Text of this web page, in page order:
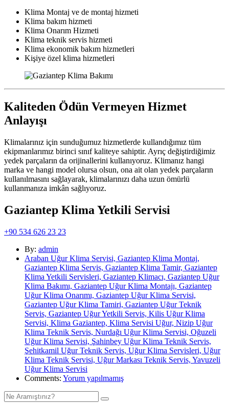
Klima Montaj ve de montaj hizmeti
Klima bakım hizmeti
Klima Onarım Hizmeti
Klima teknik servis hizmeti
Klima ekonomik bakım hizmetleri
Kişiye özel klima hizmetleri
Kaliteden Ödün Vermeyen Hizmet
Anlayışı
Klimalarınız için sunduğumuz hizmetlerde kullandığımız tüm
ekipmanlarımız birinci sınıf kaliteye sahiptir. Ayrıç değiştirdiğimiz
yedek parçaların da orijinallerini kullanıyoruz. Klimanız hangi
marka ve hangi model olursa olsun, ona ait olan yedek parçaların
kullanılmasını sağlayarak, klimalarınızı daha uzun ömürlü
kullanmanıza imkân sağlıyoruz.
Gaziantep Klima Yetkili Servisi
+90 534 626 23 23
By: admin
Araban Uğur Klima Servisi, Gaziantep Klima Montaj,
Gaziantep Klima Servis, Gaziantep Klima Tamir, Gaziantep
Klima Yetkili Servisleri, Gaziantep Klimacı, Gaziantep Uğur
Klima Bakımı, Gaziantep Uğur Klima Montajı, Gaziantep
Uğur Klima Onarımı, Gaziantep Uğur Klima Servisi,
Gaziantep Uğur Klima Tamiri, Gaziantep Uğur Teknik
Servis, Gaziantep Uğur Yetkili Servis, Kilis Uğur Klima
Servisi, Klima Gaziantep, Klima Servisi Uğur, Nizip Uğur
Klima Teknik Servis, Nurdağı Uğur Klima Servisi, Oğuzeli
Uğur Klima Servisi, Şahinbey Uğur Klima Teknik Servis,
Şehitkamil Uğur Teknik Servis, Uğur Klima Servisleri, Uğur
Klima Teknik Servisi, Uğur Markası Teknik Servis, Yavuzeli
Uğur Klima Servisi
Comments: Yorum yapılmamış